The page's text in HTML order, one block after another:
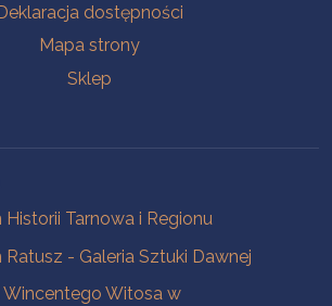
dostępności
Mapa strony
Sklep
Historii Tarnowa i Regionu
Ratusz - Galeria Sztuki Dawnej
Wincentego Witosa w